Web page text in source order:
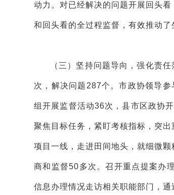
动力。对已经解决的问题开展回头
和回头看的全过程监督，有效推动
（三）坚持问题导向，强化责
次，解决问题287个。市政协领导
组开展监督活动36次，县市区政协
聚焦目标任务，紧盯考核指标，突
项目一线，走进田间地头，就细微
商和监督50多次。召开重点提案办
信息办理情况走访相关职能部门，